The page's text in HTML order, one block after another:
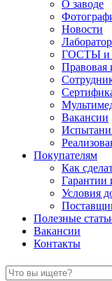
О заводе
Новости
ГОСТЫ и
Правовая
Вакансии
Покупателям
Как
Гарантии
Условия
Полезные
Вакансии
Контакты